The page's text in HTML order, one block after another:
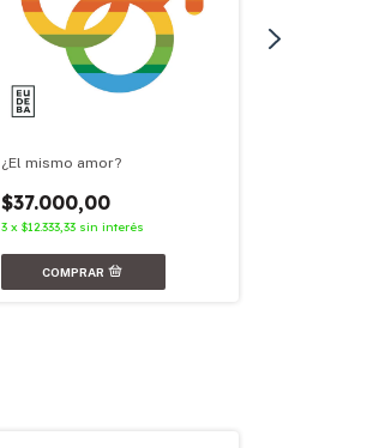
¿El mismo amor?
$37.000,00
3 x $12.333,33 sin interés